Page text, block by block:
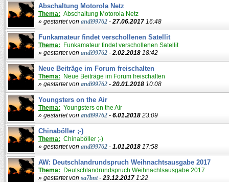
Abschaltung Motorola Netz
Thema: Abschaltung Motorola Netz
» gestartet von andi99762 - 27.06.2017 16:48
Funkamateur findet verschollenen Satellit
Thema: Funkamateur findet verschollenen Satellit
» gestartet von andi99762 - 2.02.2018 18:42
Neue Beiträge im Forum freischalten
Thema: Neue Beiträge im Forum freischalten
» gestartet von andi99762 - 20.01.2018 10:08
Youngsters on the Air
Thema: Youngsters on the Air
» gestartet von andi99762 - 6.01.2018 23:09
Chinaböller ;-)
Thema: Chinaböller ;-)
» gestartet von andi99762 - 1.01.2018 17:58
AW: Deutschlandrundspruch Weihnachtsausgabe 2017
Thema: Deutschlandrundspruch Weihnachtsausgabe 2017
» gestartet von sa7bnt- 23.12.2017 1:22